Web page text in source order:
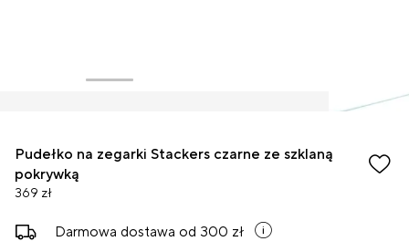
Pudełko na zegarki Stackers czarne ze szklaną
pokrywką
369 zł
Darmowa dostawa od 300 zł